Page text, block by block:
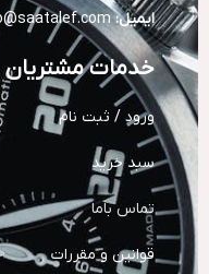
ایمیل:
خدمات مشتریان
ورود / ثبت نام
سبد خرید
تماس باما
قوانین و مقررات